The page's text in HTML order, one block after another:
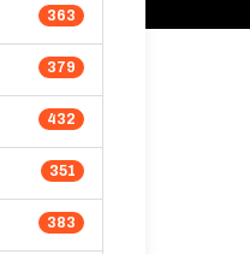
363
379
432
351
383